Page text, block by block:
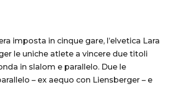
imposta in cinque gare, l’elvetica Lara
le uniche atlete a vincere due titoli
in slalom e parallelo. Due le
– ex aequo con Liensberger – e